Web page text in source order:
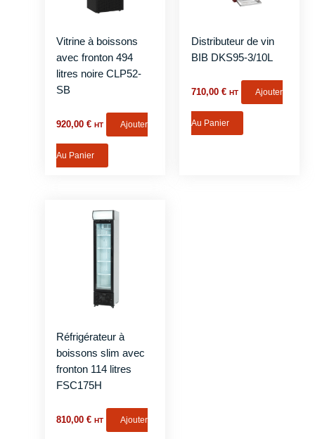
Vitrine à boissons
avec fronton 494
litres noire CLP52-
SB
920,00€ HT Ajouter
Au Panier
Distributeur de vin
BIB DKS95-3/10L
710,00 € HT Ajouter
Au Panier
Réfrigérateur à
boissons slim avec
fronton 114 litres
FSC175H
810,00€ HT Ajouter